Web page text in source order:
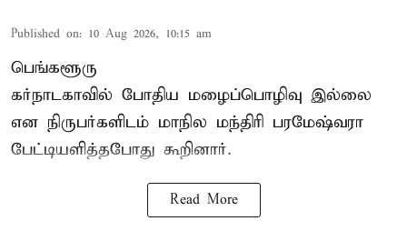
Published on: 10 Aug 2026, 10:15 am
பெங்களூரு
கர்நாடகாவில் போதிய மழைப்பொழிவு இல்லை
என நிருபர்களிடம் மாநில மந்திரி பரமேஷ்வரா
பேட்டியளித்தபோது கூறினார்.
Read More